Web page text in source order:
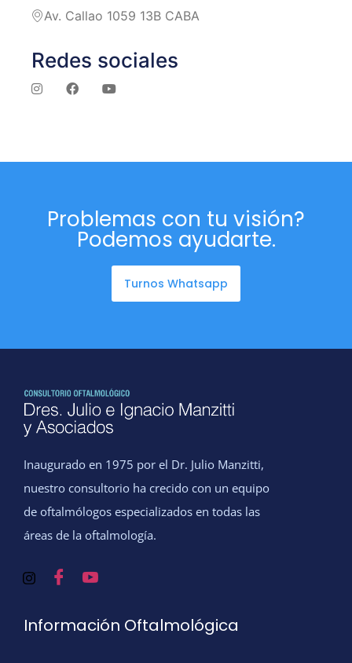
Av. Callao 1059 13B CABA
Redes sociales
Problemas con tu visión?
Podemos ayudarte.
Turnos Whatsapp
Inaugurado en 1975 por el Dr. Julio Manzitti,
nuestro consultorio ha crecido con un equipo
de oftalmólogos especializados en todas las
áreas de la oftalmología.
Información Oftalmológica